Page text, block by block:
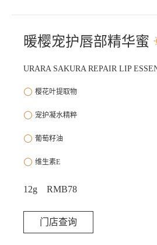
暖樱宠护唇部精华蜜
URARA SAKURA REPAIR LIP
樱花叶提取物
宠护凝水精粹
葡萄籽油
维生素E
12g RMB78
门店查询